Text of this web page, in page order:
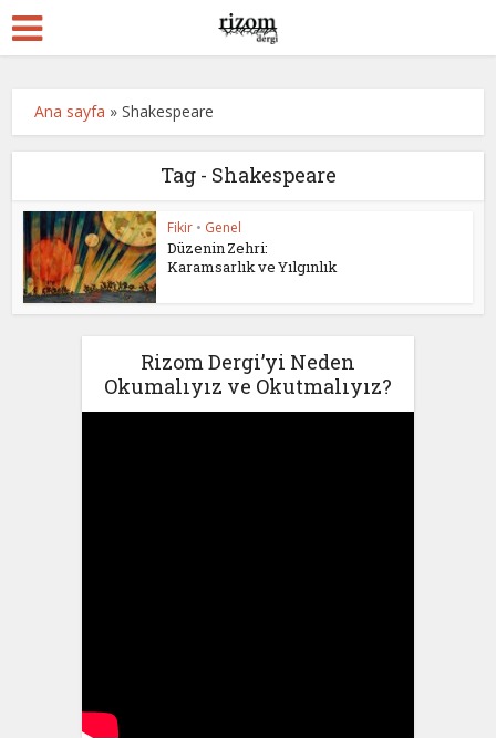
Ana sayfa »Shakespeare
Tag - Shakespeare
Fikir • Genel
Düzenin Zehri:
Karamsarlık ve Yılgınlık
Rizom Dergi’yi Neden
Okumalıyız ve Okutmalıyız?